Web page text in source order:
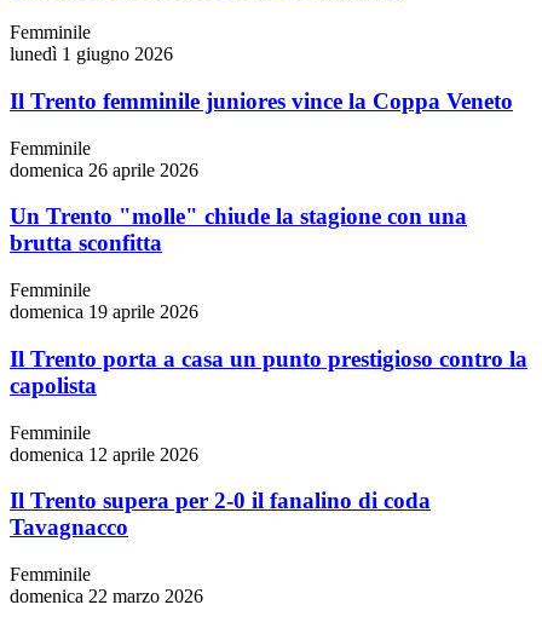
Femminile
lunedì 1 giugno 2026
Il Trento femminile juniores vince la Coppa Veneto
Femminile
domenica 26 aprile 2026
Un Trento "molle" chiude la stagione con una
brutta sconfitta
Femminile
domenica 19 aprile 2026
Il Trento porta a casa un punto prestigioso contro la
capolista
Femminile
domenica 12 aprile 2026
Il Trento supera per 2-0 il fanalino di coda
Tavagnacco
Femminile
domenica 22 marzo 2026